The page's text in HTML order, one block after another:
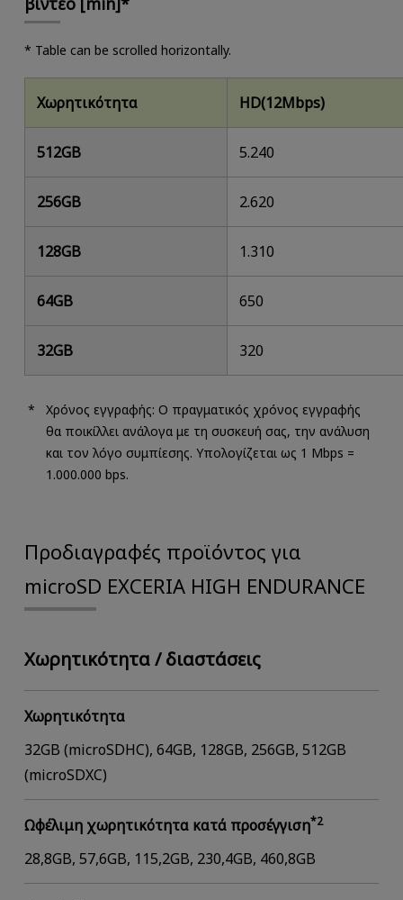
* Table can be scrolled horizontally.
Χωρητικότητα HD(12Mbps)
512GB 5.240
256GB 2.620
128GB 1.310
64GB 650
32GB 320
Χρόνος εγγραφής: Ο πραγματικός χρόνος εγγραφής
θα ποικίλλει ανάλογα με τη συσκευή σας, την ανάλυση
και τον λόγο συμπίεσης. Υπολογίζεται ως 1 Mbps =
1.000.000 bps.
Προδιαγραφές προϊόντος για
microSD EXCERIA HIGH ENDURANCE
Χωρητικότητα / διαστάσεις
Χωρητικότητα
32GB (microSDHC), 64GB, 128GB, 256GB, 512GB
(microSDXC)
Ωφέλιμη χωρητικότητα κατά προσέγγιση*2
28,8GB, 57,6GB, 115,2GB, 230,4GB, 460,8GB